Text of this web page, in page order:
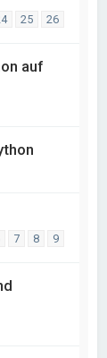
25 26
auf
7 8 9